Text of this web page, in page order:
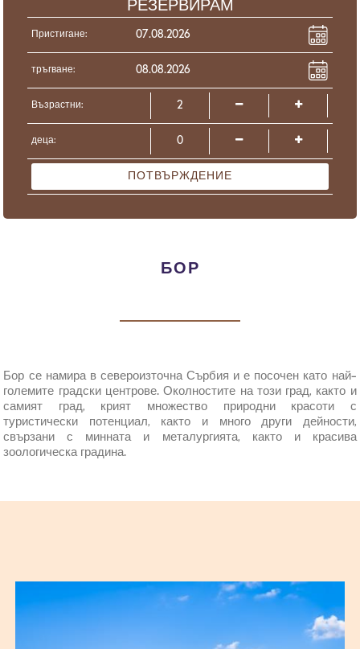
РЕЗЕРВИРАМ
Пристигане:
тръгване:
Възрастни:
деца:
ПОТВЪРЖДЕНИЕ
БОР
Бор се намира в североизточна Сърбия и е посочен като най-
големите градски центрове. Околностите на този град, както и
самият град, крият множество природни красоти с
туристически потенциал, както и много други дейности,
свързани с минната и металургията, както и красива
зоологическа градина.